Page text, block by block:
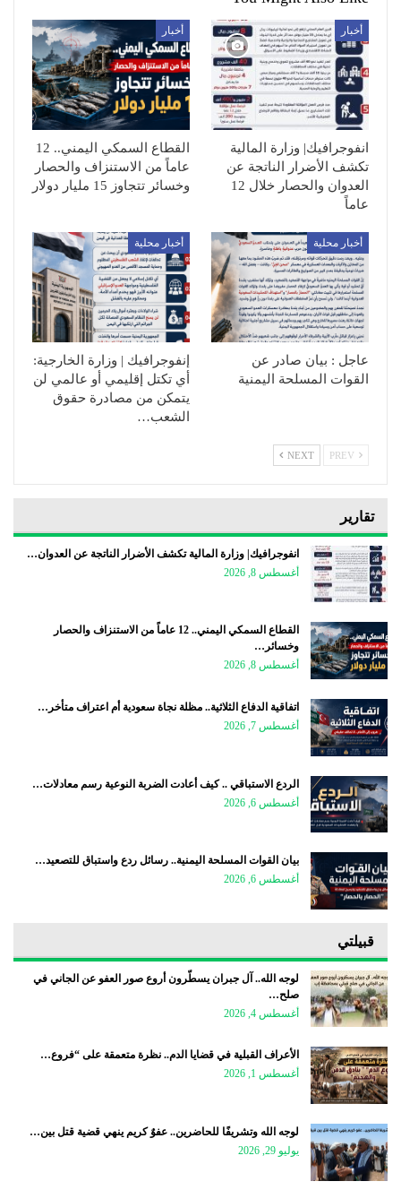
أخبار
انفوجرافيك| وزارة المالية
تكشف الأضرار الناتجة عن
العدوان والحصار خلال 12
عاماً
أخبار
القطاع السمكي اليمني.. 12
عاماً من الاستنزاف والحصار
وخسائر تتجاوز 15 مليار دولار
أخبار محلية
عاجل : بيان صادر عن
القوات المسلحة اليمنية
أخبار محلية
إنفوجرافيك | وزارة الخارجية:
أي تكتل إقليمي أو عالمي لن
يتمكن من مصادرة حقوق
الشعب…
NEXT
تقارير
انفوجرافيك| وزارة المالية تكشف الأضرار الناتجة عن العدوان…
أغسطس 8, 2026
القطاع السمكي اليمني.. 12 عاماً من الاستنزاف والحصار
وخسائر…
أغسطس 8, 2026
اتفاقية الدفاع الثلاثية.. مظلة نجاة سعودية أم اعتراف متأخر…
أغسطس 7, 2026
الردع الاستباقي .. كيف أعادت الضربة النوعية رسم معادلات…
أغسطس 6, 2026
بيان القوات المسلحة اليمنية.. رسائل ردع واستباق للتصعيد…
أغسطس 6, 2026
قبيلتي
لوجه الله.. آل جبران يسطّرون أروع صور العفو عن الجاني في
صلح…
أغسطس 4, 2026
الأعراف القبلية في قضايا الدم.. نظرة متعمقة على “فروع…
أغسطس 1, 2026
لوجه الله وتشريفًا للحاضرين.. عفوٌ كريم ينهي قضية قتل بين…
يوليو 29, 2026